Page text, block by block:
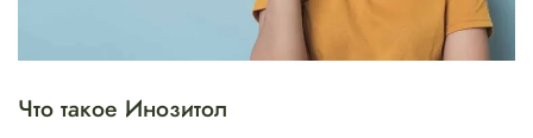
Что такое Инозитол